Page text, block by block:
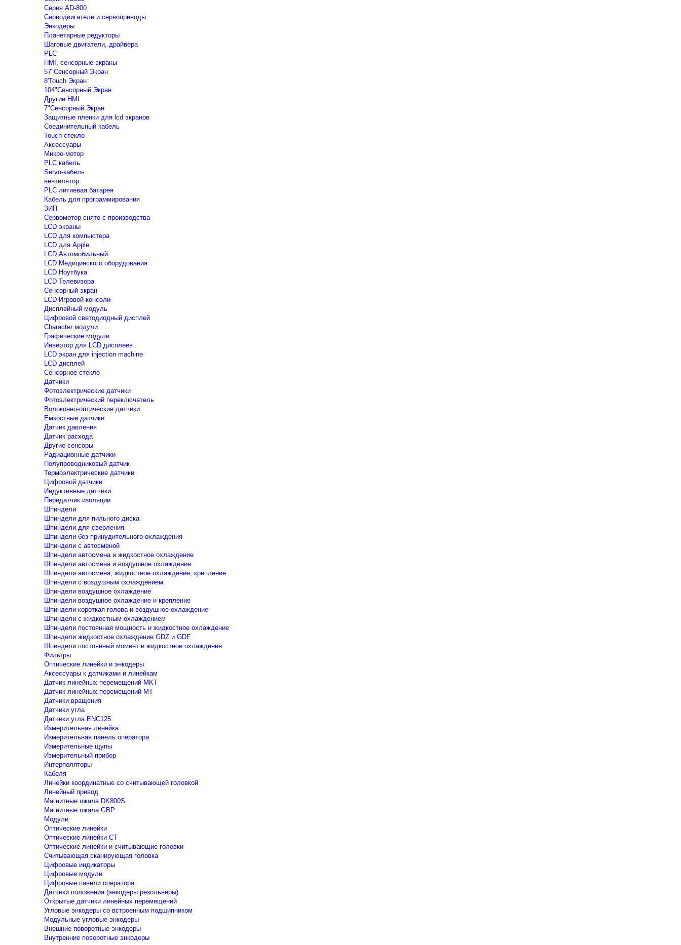
Серия AD-800
Серводвигатели и сервоприводы
Энкодеры
Планетарные редукторы
Шаговые двигатели, драйвера
PLC
HMI, сенсорные экраны
57"Сенсорный Экран
8'Touch Экран
104"Сенсорный Экран
Другие HMI
7"Сенсорный Экран
Защитные пленки для lcd экранов
Соединительный кабель
Touch-стекло
Аксессуары
Микро-мотор
PLC кабель
Servo-кабель
вентилятор
PLC литиевая батарея
Кабель для программирования
ЗИП
Сервомотор снято с производства
LCD экраны
LCD для компьютера
LCD для Apple
LCD Автомобильный
LCD Медицинского оборудования
LCD Ноутбука
LCD Телевизора
Сенсорный экран
LCD Игровой консоли
Дисплейный модуль
Цифровой светодиодный дисплей
Сharacter модули
Графические модули
Инвертор для LCD дисплеев
LCD экран для injection machine
LCD дисплей
Сенсорное стекло
Датчики
Фотоэлектрические датчики
Фотоэлектрический переключатель
Волоконно-оптические датчики
Емкостные датчики
Датчик давления
Датчик расхода
Другие сенсоры
Радиационные датчики
Полупроводниковый датчик
Термоэлектрические датчики
Цифровой датчики
Индуктивные датчики
Передатчик изоляции
Шпиндели
Шпиндели для пильного диска
Шпиндели для сверления
Шпиндели без принудительного охлаждения
Шпиндели с автосменой
Шпиндели автосмена и жидкостное охлаждение
Шпиндели автосмена и воздушное охлаждение
Шпиндели автосмена, жидкостное охлаждение, крепление
Шпиндели с воздушным охлаждением
Шпиндели воздушное охлаждение
Шпиндели воздушное охлаждение и крепление
Шпиндели короткая голова и воздушное охлаждение
Шпиндели с жидкостным охлаждением
Шпиндели постоянная мощность и жидкостное охлаждение
Шпиндели жидкостное охлаждение GDZ и GDF
Шпиндели постоянный момент и жидкостное охлаждение
Фильтры
Оптические линейки и энкодеры
Аксессуары к датчиками и линейкам
Датчик линейных перемещений MKT
Датчик линейных перемещений MT
Датчики вращения
Датчики угла
Датчики угла ENC125
Измерительная линейка
Измерительная панель оператора
Измерительные щупы
Измерительный прибор
Интерполяторы
Кабеля
Линейки координатные со считывающей головкой
Линейный привод
Магнитные шкала DK800S
Магнитные шкала GBP
Модули
Оптические линейки
Оптические линейки CT
Оптические линейки и считывающие головки
Считывающая сканирующая головка
Цифровые индикаторы
Цифровые модули
Цифровые панели оператора
Датчики положения (энкодеры резольверы)
Открытые датчики линейных перемещений
Угловые энкодеры со встроенным подшипником
Модульные угловые энкодеры
Внешние поворотные энкодеры
Внутренние поворотные энкодеры